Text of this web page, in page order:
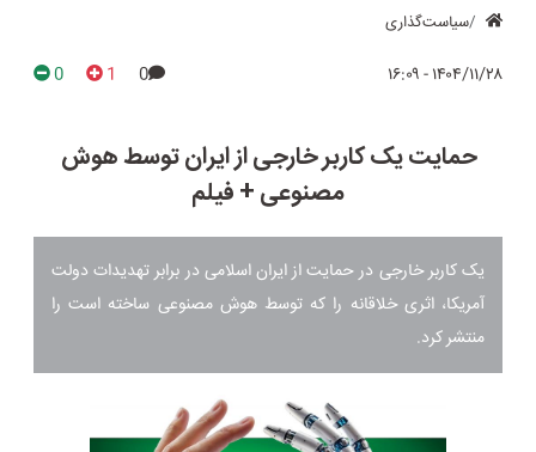
سیاست‌گذاری
۱۴۰۴/۱۱/۲۸ - ۱۶:۰۹ 0
1
0
حمایت یک کاربر خارجی از ایران توسط هوش
مصنوعی + فیلم
یک کاربر خارجی در حمایت از ایران اسلامی در برابر تهدیدات دولت
آمریکا، اثری خلاقانه را که توسط هوش مصنوعی ساخته است را
منتشر کرد.